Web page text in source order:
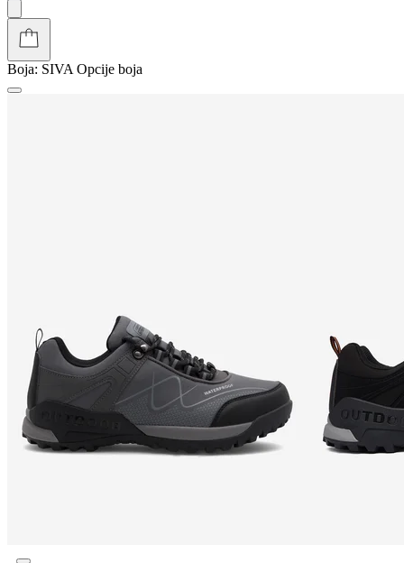
Boja: SIVA Opcije boja